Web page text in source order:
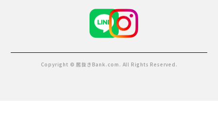
Copyright © 居抜きBank.com. All Rights Reserved.